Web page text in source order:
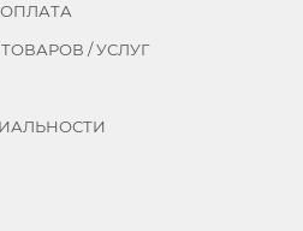
/ УСЛУГ